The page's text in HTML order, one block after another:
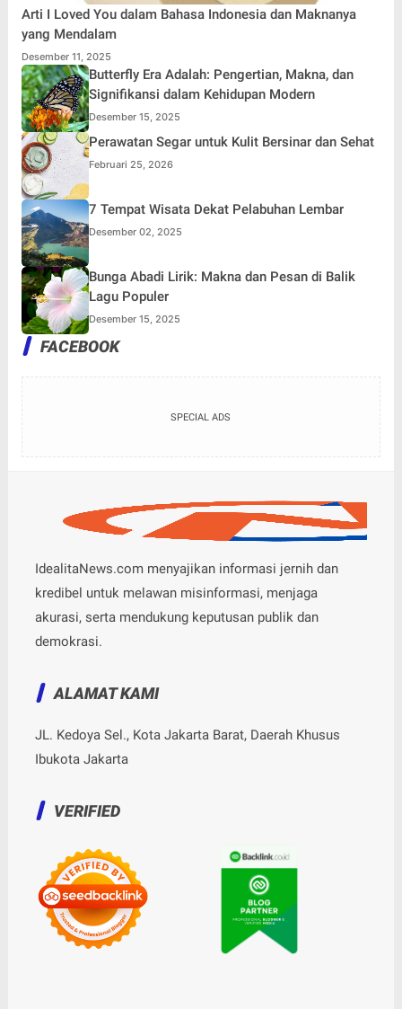
Arti I Loved You dalam Bahasa Indonesia dan Maknanya
yang Mendalam
Desember 11, 2025
Butterfly Era Adalah: Pengertian, Makna, dan
Signifikansi dalam Kehidupan Modern
Desember 15, 2025
Perawatan Segar untuk Kulit Bersinar dan Sehat
Februari 25, 2026
7 Tempat Wisata Dekat Pelabuhan Lembar
Desember 02, 2025
Bunga Abadi Lirik: Makna dan Pesan di Balik
Lagu Populer
Desember 15, 2025
FACEBOOK
SPECIAL ADS
IdealitaNews.com menyajikan informasi jernih dan
kredibel untuk melawan misinformasi, menjaga
akurasi, serta mendukung keputusan publik dan
demokrasi.
ALAMAT KAMI
JL. Kedoya Sel., Kota Jakarta Barat, Daerah Khusus
Ibukota Jakarta
VERIFIED